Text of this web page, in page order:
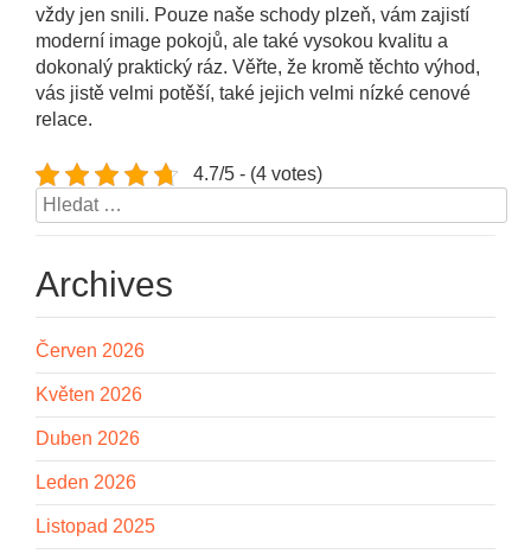
vždy jen snili. Pouze naše schody plzeň, vám zajistí
moderní image pokojů, ale také vysokou kvalitu a
dokonalý praktický ráz. Věřte, že kromě těchto výhod,
vás jistě velmi potěší, také jejich velmi nízké cenové
relace.
4.7/5 - (4 votes)
Vyhledávání
Archives
Červen 2026
Květen 2026
Duben 2026
Leden 2026
Listopad 2025